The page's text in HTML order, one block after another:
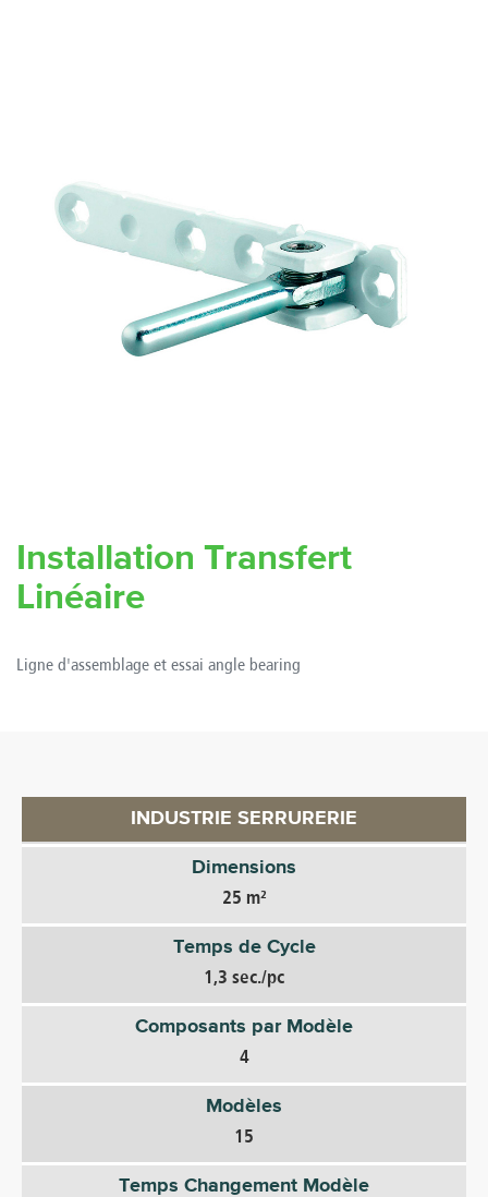
Installation Transfert
Linéaire
Ligne d'assemblage et essai angle bearing
INDUSTRIE SERRURERIE
Dimensions
25 m²
Temps de Cycle
1,3 sec./pc
Composants par Modèle
4
Modèles
15
Temps Changement Modèle